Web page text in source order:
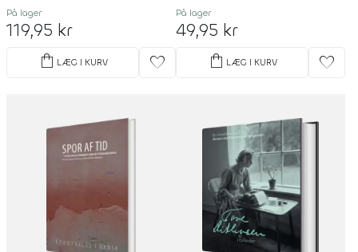
På lager
119,95 kr
shopping_bag LÆG I KURV favorite
På lager
49,95 kr
shopping_bag LÆG I KURV favorite